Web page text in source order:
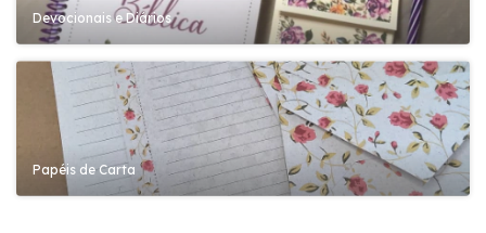
Devocionais e Diários
Papéis de Carta